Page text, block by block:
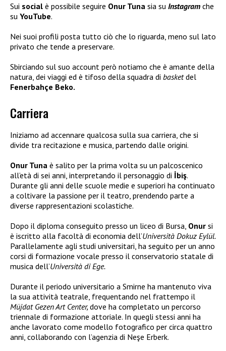
Sui social è possibile seguire Onur Tuna sia su Instagram che
su YouTube.
Nei suoi profili posta tutto ciò che lo riguarda, meno sul lato
privato che tende a preservare.
Sbirciando sul suo account però notiamo che è amante della
natura, dei viaggi ed è tifoso della squadra di basketdel
Fenerbahçe Beko.
Carriera
Iniziamo ad accennare qualcosa sulla sua carriera, che si
divide tra recitazione e musica, partendo dalle origini.
Onur Tuna è salito per la prima volta su un palcoscenico
all’età di sei anni, interpretando il personaggio di İbiş.
Durante gli anni delle scuole medie e superiori ha continuato
a coltivare la passione per il teatro, prendendo parte a
diverse rappresentazioni scolastiche.
Dopo il diploma conseguito presso un liceo di Bursa, Onur si
è iscritto alla facoltà di economia dell’Università Dokuz Eylül.
Parallelamente agli studi universitari, ha seguito per un anno
corsi di formazione vocale presso il conservatorio statale di
musica dell’Università di Ege.
Durante il periodo universitario a Smirne ha mantenuto viva
la sua attività teatrale, frequentando nel frattempo il
Müjdat Gezen Art Center, dove ha completato un percorso
triennale di formazione attoriale. In quegli stessi anni ha
anche lavorato come modello fotografico per circa quattro
anni, collaborando con l’agenzia di Neşe Erberk.